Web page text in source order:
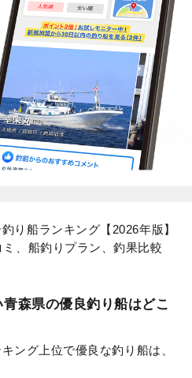
り船ランキング【2026年版】
、船釣りプラン、釣果比較
森県の優良釣り船はどこ
ング上位で優良な釣り船は、